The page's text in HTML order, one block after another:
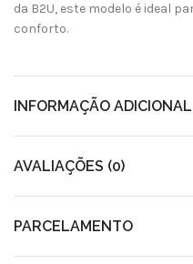
da B2U, este modelo é ideal
conforto.
INFORMAÇÃO ADICIONAL
AVALIAÇÕES (0)
PARCELAMENTO